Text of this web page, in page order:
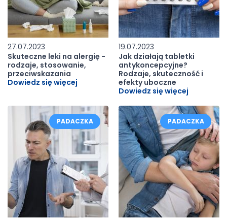
27.07.2023
Skuteczne leki na alergię -
rodzaje, stosowanie,
przeciwskazania
Dowiedz się więcej
19.07.2023
Jak działają tabletki
antykoncepcyjne?
Rodzaje, skuteczność i
efekty uboczne
Dowiedz się więcej
PADACZKA PADACZKA